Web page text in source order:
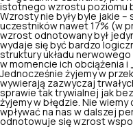
istotnego wzrostu poziomu
Wzrosty nie były byle jakie
uczestników nawet 17% (w
wzrost odnotowany był
wydaje się być bardzo
struktury układu
w momencie ich obciążenia i
Jednocześnie żyjemy w
wywierają zazwyczaj
sprawie tak trywialnej jak
żyjemy w błędzie. Nie
wpływać na nas w dalszej
odnotowuje się wzrost